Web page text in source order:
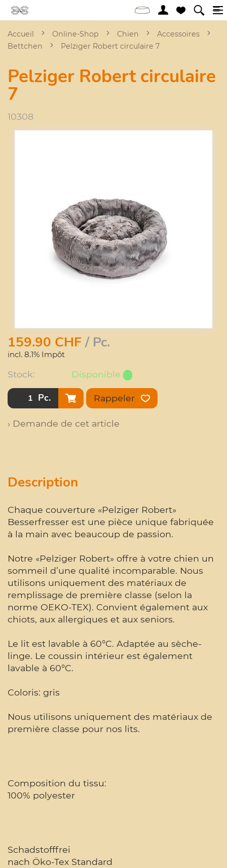
Accueil Online-Shop Chien
Accessoires
Bettchen
Pelziger Robert circulaire 7
Pelziger Robert circulaire
7
10308
159.90 CHF/ Pc.
incl. 8.1% Impôt
Stock: Disponible
Pc. Rappeler
› Demande de cet article
Description
Chaque couverture «Pelziger Robert»
Besserfresser est une pièce unique fabriquée
à la main avec beaucoup de passion.
Notre «Pelziger Robert» offre à votre chien un
sommeil d’une qualité incomparable. Nous
utilisons uniquement des matériaux de
remplissage de première classe (selon la
norme OEKO-TEX). Convient également aux
chiots, aux allergiques et aux seniors.
Le lit est lavable à 60°C. Adaptée au sèche-
linge. Le coussin intérieur est également
lavable à 60°C.
Coloris: gris
Nous utilisons uniquement des matériaux de
première classe pour nos lits.
Composition du tissu:
100% polyester
Schadstofffrei
nach Öko-Tex Standard